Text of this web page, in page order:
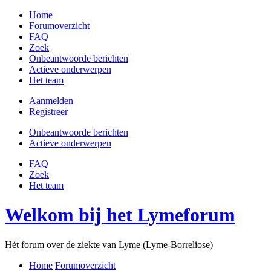
Home
Forumoverzicht
FAQ
Zoek
Onbeantwoorde berichten
Actieve onderwerpen
Het team
Aanmelden
Registreer
Onbeantwoorde berichten
Actieve onderwerpen
FAQ
Zoek
Het team
Welkom bij het Lymeforum
Hét forum over de ziekte van Lyme (Lyme-Borreliose)
Home Forumoverzicht